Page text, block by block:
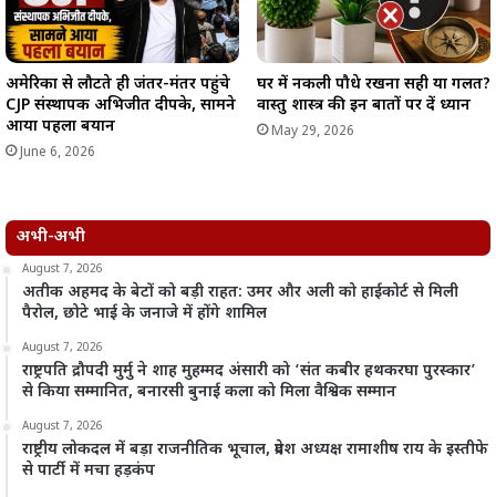
अमेरिका से लौटते ही जंतर-मंतर पहुंचे
CJP संस्थापक अभिजीत दीपके, सामने
आया पहला बयान
June 6, 2026
घर में नकली पौधे रखना सही या गलत?
वास्तु शास्त्र की इन बातों पर दें ध्यान
May 29, 2026
अभी-अभी
August 7, 2026
अतीक अहमद के बेटों को बड़ी राहत: उमर और अली को हाईकोर्ट से मिली
पैरोल, छोटे भाई के जनाजे में होंगे शामिल
August 7, 2026
राष्ट्रपति द्रौपदी मुर्मु ने शाह मुहम्मद अंसारी को ‘संत कबीर हथकरघा पुरस्कार’
से किया सम्मानित, बनारसी बुनाई कला को मिला वैश्विक सम्मान
August 7, 2026
राष्ट्रीय लोकदल में बड़ा राजनीतिक भूचाल, प्रदेश अध्यक्ष रामाशीष राय के इस्तीफे
से पार्टी में मचा हड़कंप